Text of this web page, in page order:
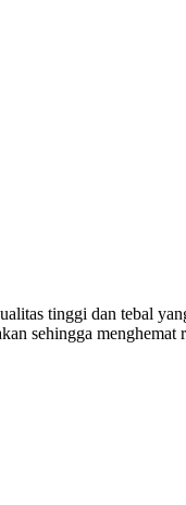
tinggi dan tebal
sehingga menghemat